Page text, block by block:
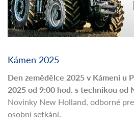
Kámen 2025
Den zemědělce 2025 v Kámeni u
2025 od 9:00 hod. s technikou od
Novinky New Holland, odborné
osobní setkání.